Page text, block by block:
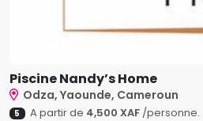
Piscine Nandy’s Home
Odza, Yaounde, Cameroun
5 A partir de 4,500 XAF/personne.